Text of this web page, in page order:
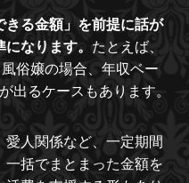
る金額」を前提に話が
なります。 たとえば、
俗嬢の場合、年収ベー
出るケースもあります。
愛人関係など、一定期間
括でまとまった金額を